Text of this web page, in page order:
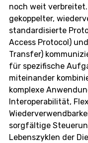
noch weit
gekoppelter,
standardisierte
Access Protocol)
Transfer)
für spezifische
miteinander
komplexe
Interoperabilität,
sorgfältige
Lebenszyklen der